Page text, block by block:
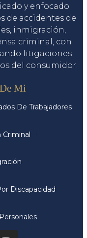
y enfocado
de accidentes de
inmigración,
criminal, con
litigaciones
del consumidor.
Mi
De Trabajadores
Discapacidad